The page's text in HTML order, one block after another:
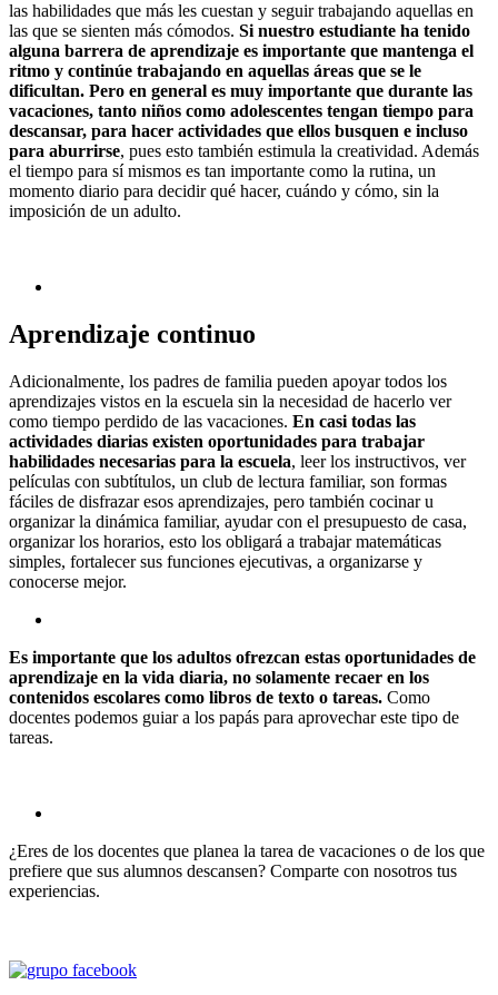
las habilidades que más les cuestan y seguir trabajando aquellas en
las que se sienten más cómodos. Si nuestro estudiante ha tenido
alguna barrera de aprendizaje es importante que mantenga el
ritmo y continúe trabajando en aquellas áreas que se le
dificultan. Pero en general es muy importante que durante las
vacaciones, tanto niños como adolescentes tengan tiempo para
descansar, para hacer actividades que ellos busquen e incluso
para aburrirse, pues esto también estimula la creatividad. Además
el tiempo para sí mismos es tan importante como la rutina, un
momento diario para decidir qué hacer, cuándo y cómo, sin la
imposición de un adulto.
Aprendizaje continuo
Adicionalmente, los padres de familia pueden apoyar todos los
aprendizajes vistos en la escuela sin la necesidad de hacerlo ver
como tiempo perdido de las vacaciones. En casi todas las
actividades diarias existen oportunidades para trabajar
habilidades necesarias para la escuela, leer los instructivos, ver
películas con subtítulos, un club de lectura familiar, son formas
fáciles de disfrazar esos aprendizajes, pero también cocinar u
organizar la dinámica familiar, ayudar con el presupuesto de casa,
organizar los horarios, esto los obligará a trabajar matemáticas
simples, fortalecer sus funciones ejecutivas, a organizarse y
conocerse mejor.
Es importante que los adultos ofrezcan estas oportunidades de
aprendizaje en la vida diaria, no solamente recaer en los
contenidos escolares como libros de texto o tareas. Como
docentes podemos guiar a los papás para aprovechar este tipo de
tareas.
¿Eres de los docentes que planea la tarea de vacaciones o de los que
prefiere que sus alumnos descansen? Comparte con nosotros tus
experiencias.